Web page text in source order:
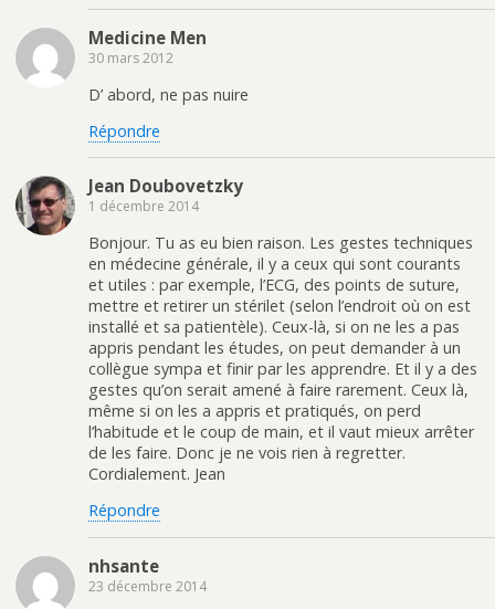
Medicine Men
30 mars 2012
D’ abord, ne pas nuire
Répondre
Jean Doubovetzky
1 décembre 2014
Bonjour. Tu as eu bien raison. Les gestes techniques
en médecine générale, il y a ceux qui sont courants
et utiles : par exemple, l’ECG, des points de suture,
mettre et retirer un stérilet (selon l’endroit où on est
installé et sa patientèle). Ceux-là, si on ne les a pas
appris pendant les études, on peut demander à un
collègue sympa et finir par les apprendre. Et il y a des
gestes qu’on serait amené à faire rarement. Ceux là,
même si on les a appris et pratiqués, on perd
l’habitude et le coup de main, et il vaut mieux arrêter
de les faire. Donc je ne vois rien à regretter.
Cordialement. Jean
Répondre
nhsante
23 décembre 2014